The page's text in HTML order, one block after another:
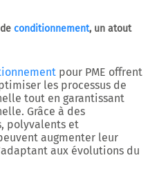
conditionnement, un atout
pour PME offrent
les processus de
tout en garantissant
Grâce à des
polyvalents et
augmenter leur
aux évolutions du